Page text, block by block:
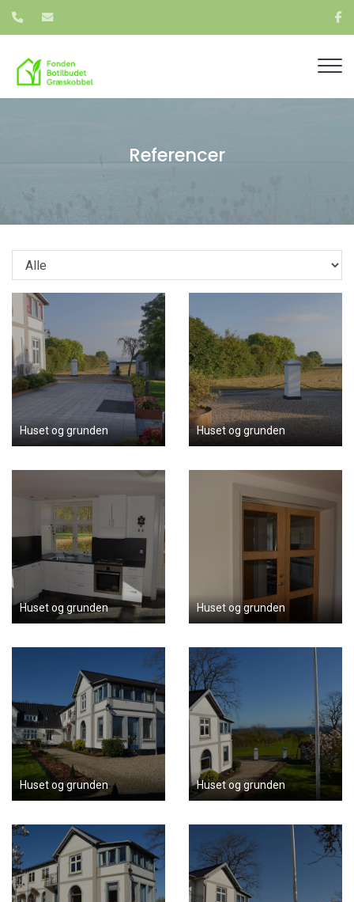
Gå
Referencer
Huset og grunden Huset og grunden
Huset og grunden Huset og grunden
Huset og grunden Huset og grunden